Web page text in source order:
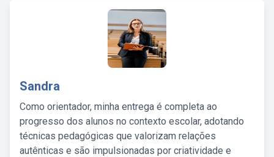
Sandra
Como orientador, minha entrega é completa ao
progresso dos alunos no contexto escolar, adotando
técnicas pedagógicas que valorizam relações
autênticas e são impulsionadas por criatividade e